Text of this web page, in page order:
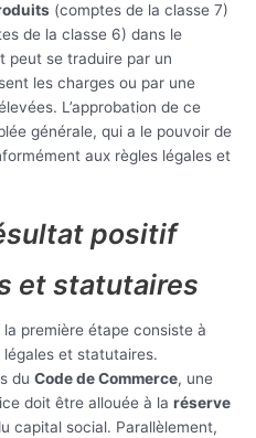
(comptes de la classe 7)
de la classe 6) dans le
peut se traduire par un
les charges ou par une
L’approbation de ce
générale, qui a le pouvoir de
aux règles légales et
positif
et statutaires
la première étape consiste à
légales et statutaires.
du Code de Commerce, une
doit être allouée à la réserve
capital social. Parallèlement,